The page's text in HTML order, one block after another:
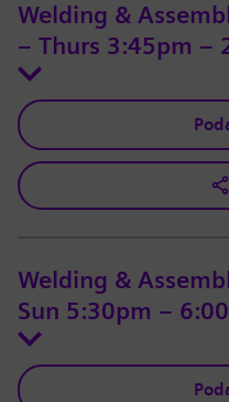
Welding &
– Thurs 3:45pm –
Welding &
Sun 5:30pm –